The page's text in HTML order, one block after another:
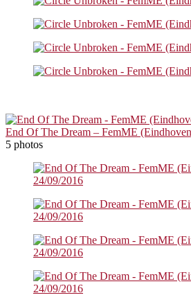
End Of The Dream – FemME
5 photos